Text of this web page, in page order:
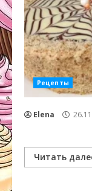
Рецепты
Elena
Читать